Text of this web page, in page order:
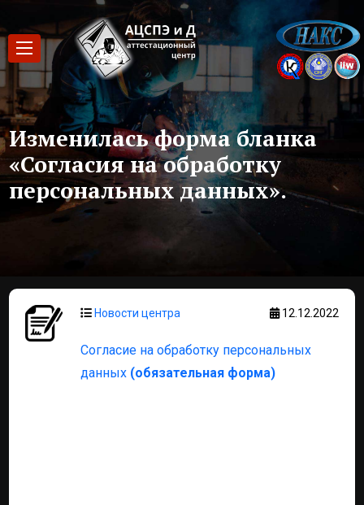
Изменилась форма бланка
«Согласия на обработку
персональных данных».
Новости центра 12.12.2022
Согласие на обработку персональных
данных (обязательная форма)